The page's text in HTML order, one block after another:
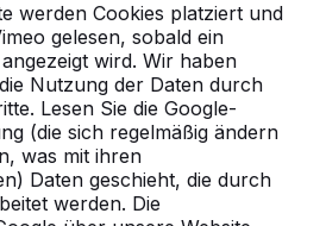
werden Cookies platziert und
gelesen, sobald ein
wird. Wir haben
Nutzung der Daten durch
Lesen Sie die Google-
(die sich regelmäßig ändern
was mit ihren
Daten geschieht, die durch
werden. Die